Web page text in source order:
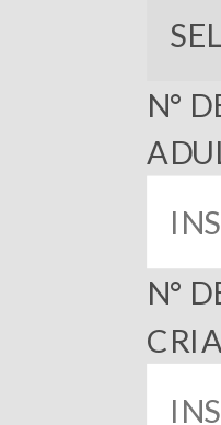
N°
N°